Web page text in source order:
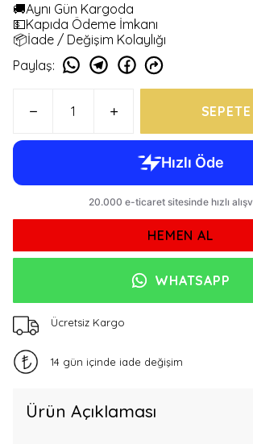
🚚Aynı Gün Kargoda
💵Kapıda Ödeme İmkanı
📦İade / Değişim Kolaylığı
Paylaş:
HEMEN AL
WHATSAPP
Ücretsiz Kargo
14 gün içinde iade değişim
Ürün Açıklaması